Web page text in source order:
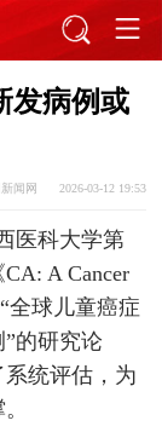
发病例或
闻网 2026-03-12 19:53
医科大学第
A Cancer
全球儿童癌症
的研究论
统评估，为